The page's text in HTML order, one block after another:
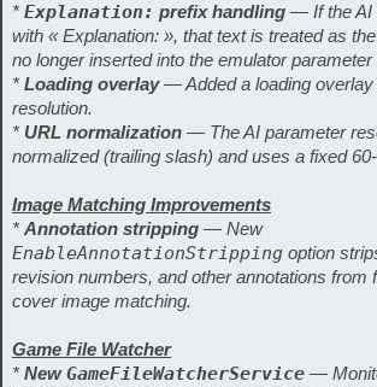
* Explanation: prefix handling — If the AI
with « Explanation: », that text is treated as
no longer inserted into the emulator parameter
* Loading overlay— Added a loading overlay
resolution.
* URL normalization — The AI parameter
normalized (trailing slash) and uses a fixed
Image Matching Improvements
* Annotation stripping — New
EnableAnnotationStripping option
revision numbers, and other annotations from
cover image matching.
Game File Watcher
* NewGameFileWatcherService —